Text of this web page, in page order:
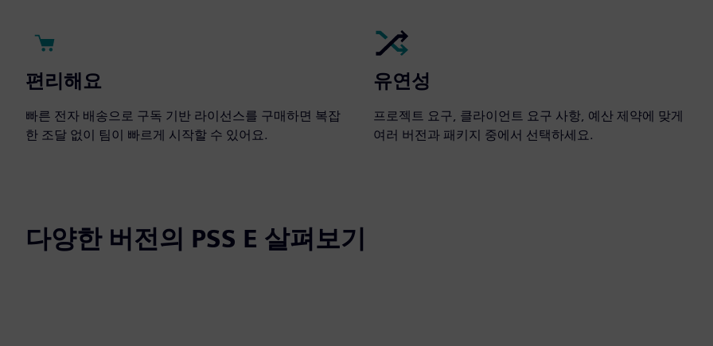
편리해요
빠른 전자 배송으로 구독 기반 라이선스를 구매하면 복잡
한 조달 없이 팀이 빠르게 시작할 수 있어요.
유연성
프로젝트 요구, 클라이언트 요구 사항, 예산 제약에 맞게
여러 버전과 패키지 중에서 선택하세요.
다양한 버전의 PSS E 살펴보기